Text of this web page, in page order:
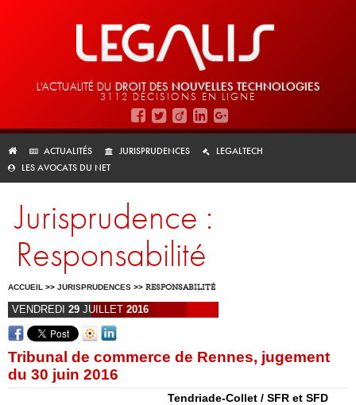
L'ACTUALITÉ DU DROIT DES NOUVELLES TECHNOLOGIES
3112 DÉCISIONS EN LIGNE
ACTUALITÉS JURISPRUDENCES
LEGALTECH
LES AVOCATS DU NET
Jurisprudence :
Responsabilité
ACCUEIL >> JURISPRUDENCES >> RESPONSABILITÉ
VENDREDI 29 JUILLET 2016
Tribunal de commerce de Rennes, jugement
du 30 juin 2016
Tendriade-Collet / SFR et SFD